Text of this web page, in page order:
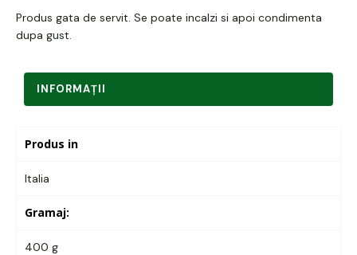
Produs gata de servit. Se poate incalzi si apoi condimenta
dupa gust.
INFORMAŢII
Produs in
Italia
Gramaj:
400 g